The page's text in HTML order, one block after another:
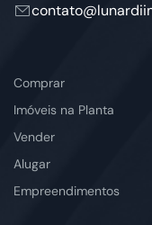
Comprar
Imóveis na Planta
Vender
Alugar
Empreendimentos